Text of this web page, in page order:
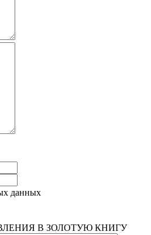
данных
В ЗОЛОТУЮ КНИГУ